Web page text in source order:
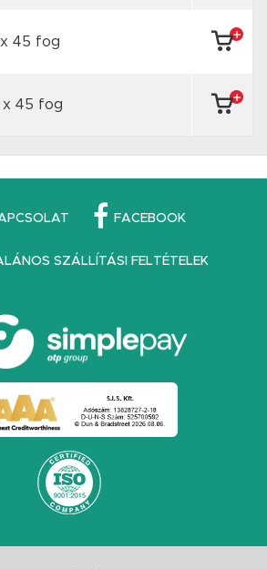
x 45 fog
x 45 fog
FACEBOOK
SZÁLLÍTÁSI FELTÉTELEK